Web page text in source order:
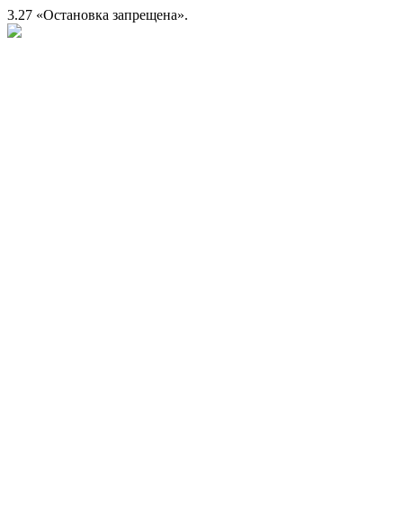
3.27 «Остановка запрещена».